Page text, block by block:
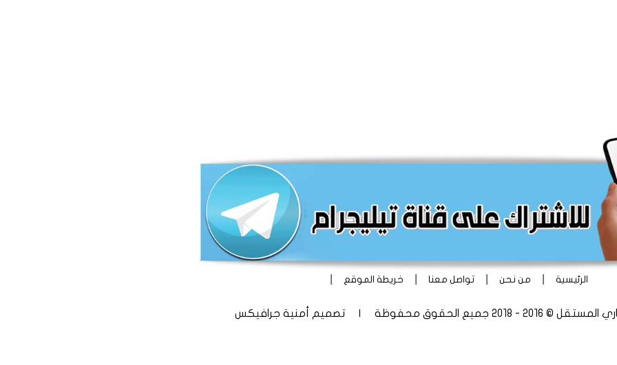
الرئيسية من نحن تواصل معنا خريطة الموقع
2018 جميع الحقوق محفوظة | تصميم أمنية جرافيكس